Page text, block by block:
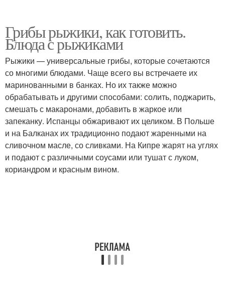
Грибы рыжики, как готовить.
Блюда с рыжиками
Рыжики — универсальные грибы, которые сочетаются
со многими блюдами. Чаще всего вы встречаете их
маринованными в банках. Но их также можно
обрабатывать и другими способами: солить, поджарить,
смешать с макаронами, добавить в жаркое или
запеканку. Испанцы обжаривают их целиком. В Польше
и на Балканах их традиционно подают жаренными на
сливочном масле, со сливками. На Кипре жарят на углях
и подают с различными соусами или тушат с луком,
кориандром и красным вином.